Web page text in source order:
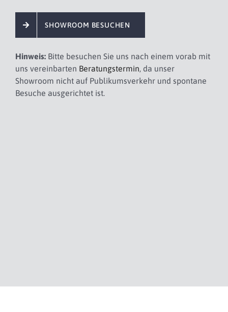
SHOWROOM BESUCHEN
Hinweis:Bitte besuchen Sie uns nach einem vorab mit
uns vereinbarten Beratungstermin, da unser
Showroom nicht auf Publikumsverkehr und spontane
Besuche ausgerichtet ist.